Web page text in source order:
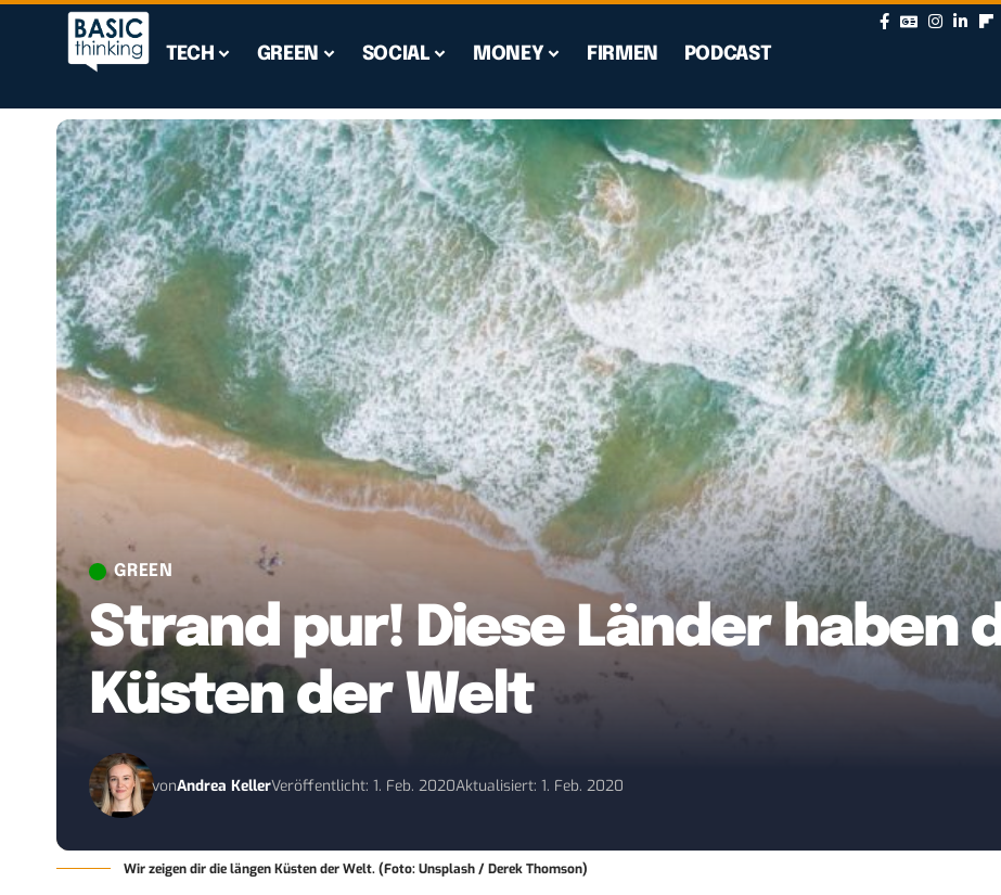
TECH GREEN SOCIAL MONEY FIRMEN PODCAST
GREEN
Strand pur! Diese Länder haben
Küsten der Welt
vonAndrea KellerVeröffentlicht: 1. Feb. 2020Aktualisiert: 1. Feb. 2020
Wir zeigen dir die längen Küsten der Welt. (Foto: Unsplash / Derek Thomson)